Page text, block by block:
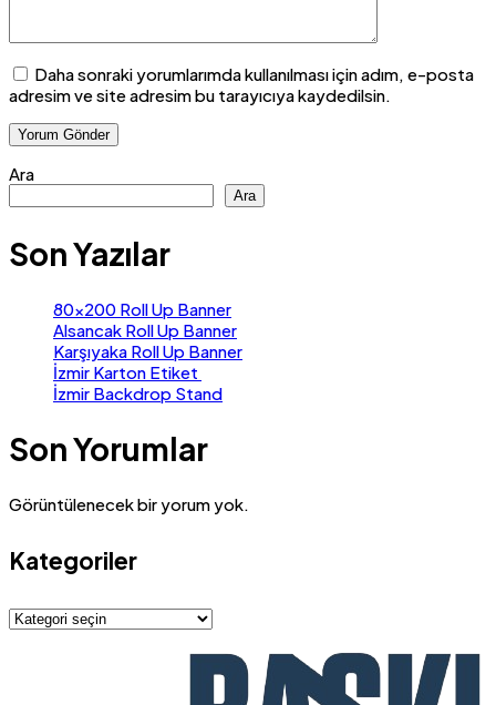
Daha sonraki yorumlarımda kullanılması için adım, e-posta
adresim ve site adresim bu tarayıcıya kaydedilsin.
Ara
Ara
Son Yazılar
80×200 Roll Up Banner
Alsancak Roll Up Banner
Karşıyaka Roll Up Banner
İzmir Karton Etiket
İzmir Backdrop Stand
Son Yorumlar
Görüntülenecek bir yorum yok.
Kategoriler
Kategoriler